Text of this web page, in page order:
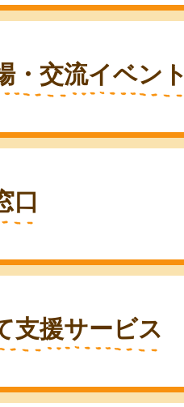
・交流イベント
口
支援サービス